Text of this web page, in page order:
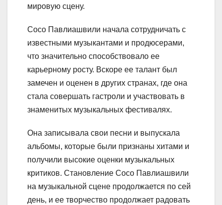
мировую сцену.
Сосо Павлиашвили начала сотрудничать с
известными музыкантами и продюсерами,
что значительно способствовало ее
карьерному росту. Вскоре ее талант был
замечен и оценен в других странах, где она
стала совершать гастроли и участвовать в
знаменитых музыкальных фестивалях.
Она записывала свои песни и выпускала
альбомы, которые были признаны хитами и
получили высокие оценки музыкальных
критиков. Становление Сосо Павлиашвили
на музыкальной сцене продолжается по сей
день, и ее творчество продолжает радовать